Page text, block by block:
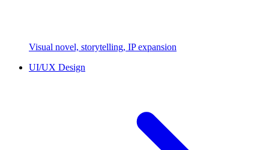
Visual novel, storytelling, IP expansion
UI/UX Design